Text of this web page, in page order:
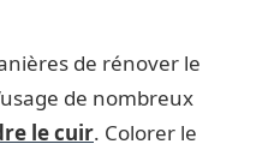
de rénover le
de nombreux
le cuir. Colorer le